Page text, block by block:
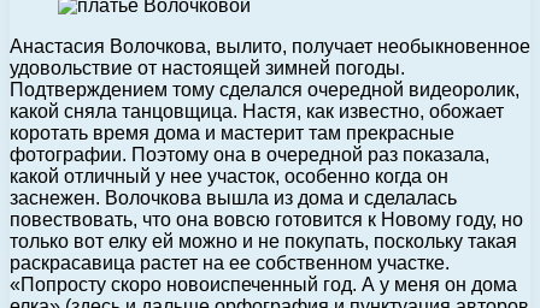
Анастасия Волочкова, вылито, получает необыкновенное
удовольствие от настоящей зимней погоды.
Подтверждением тому сделался очередной видеоролик,
какой сняла танцовщица. Настя, как известно, обожает
коротать время дома и мастерит там прекрасные
фотографии. Поэтому она в очередной раз показала,
какой отличный у нее участок, особенно когда он
заснежен. Волочкова вышла из дома и сделалась
повествовать, что она вовсю готовится к Новому году, но
только вот елку ей можно и не покупать, поскольку такая
раскрасавица растет на ее собственном участке.
«Попросту скоро новоиспеченный год. А у меня он дома